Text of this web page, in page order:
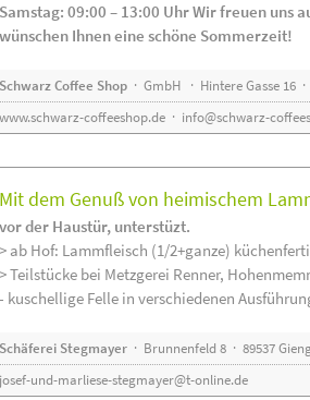
Samstag: 09:00 – 13:00 Uhr Wir freuen uns
wünschen Ihnen eine schöne Sommerzeit!
Schwarz Coffee Shop· GmbH · Hintere Gasse 16 ·
www.schwarz-coffeeshop.de· info@schwarz-
Mit dem Genuß von heimischem
vor der Haustür, unterstüzt.
> ab Hof: Lammfleisch (1/2+ganze)
> Teilstücke bei Metzgerei Renner,
- kuschellige Felle in verschiedenen
Schäferei Stegmayer· Brunnenfeld 8 · 89537
josef-und-marliese-stegmayer@t-online.de